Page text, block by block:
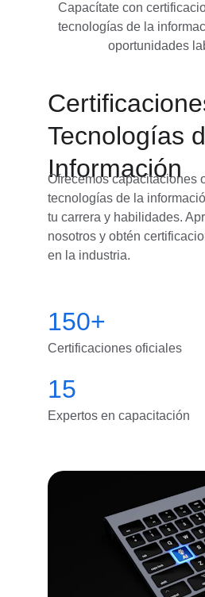
Capacítate con
tecnologías de la
oportunidades
Tecnologías
Información
Ofrecemos capacitaciones
tecnologías de la
tu carrera y habilidades.
nosotros y obtén
en la industria.
150+
15
Expertos en capacitación
Certificaciones oficiales